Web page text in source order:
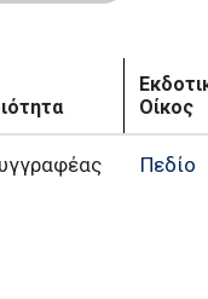
Οίκος
Πεδίο